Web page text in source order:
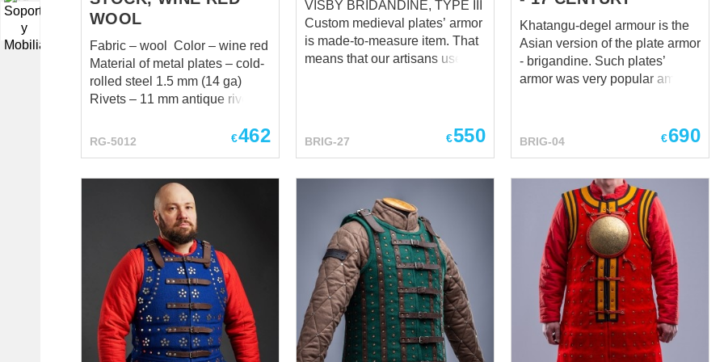
WOOL
Fabric – wool Color – wine red
Material of metal plates – cold-
rolled steel 1.5 mm (14 ga)
Rivets – 11 mm antique rivets
brown Fastenings – steel
padded protection 112-116 44
³/₃ - 45 ⁴³/₆₄ 120-124 47 ¹/₄ - 48
padded protection 102-104 40
⁵/₃₂ - 40 ¹⁵/₁₆ 110-114 43 ⁵/₁₆ -
44 ⁷/...
RG-5012 €462
VISBY BRIDANDINE, TYPE III
Custom medieval plates’ armor
is made-to-measure item. That
means that our artisans use
popular medieval armor of
brigandine of Visby. Battle at
Gotland coast on 22th of July
1361 "one of the most fearsome
revelations of a medieval battle
known to archaeologists" leave
to us a large quantity of armor
finds in the mass graves. Why
brigandine armors were so
popular in XIV century and
nowadays? They offer similar
BRIG-27 €550
Khatangu-degel armour is the
Asian version of the plate armor
- brigandine. Such plates’
armor was very popular among
armor Models of this body
them had similar features, such
as metal plates, riveted over or
under thick fabric base.
Khatangu could have
additional protection, like
spaulders or tasses. Design
allowed comfortable moving as
to dismounted warriors, so
to horsemen. Made-to-
measure brigandine is
BRIG-04 €690